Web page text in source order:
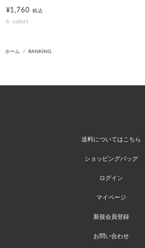
¥1,760税込
6 colors
ホーム RANKING
送料についてはこちら
ショッピングバッグ
ログイン
マイページ
新規会員登録
お問い合わせ